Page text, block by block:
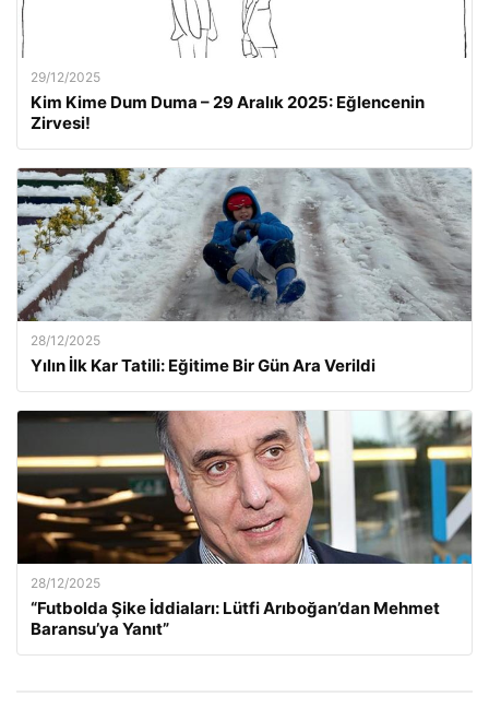
29/12/2025
Kim Kime Dum Duma – 29 Aralık 2025: Eğlencenin
Zirvesi!
28/12/2025
Yılın İlk Kar Tatili: Eğitime Bir Gün Ara Verildi
28/12/2025
“Futbolda Şike İddiaları: Lütfi Arıboğan’dan Mehmet
Baransu’ya Yanıt”